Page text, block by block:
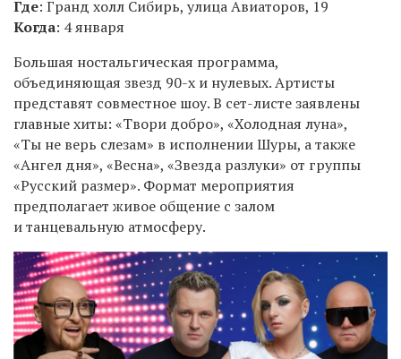
Где: Гранд холл Сибирь, улица Авиаторов, 19
Когда: 4 января
Большая ностальгическая программа,
объединяющая звезд 90-х и нулевых. Артисты
представят совместное шоу. В сет-листе заявлены
главные хиты: «Твори добро», «Холодная луна»,
«Ты не верь слезам» в исполнении Шуры, а также
«Ангел дня», «Весна», «Звезда разлуки» от группы
«Русский размер». Формат мероприятия
предполагает живое общение с залом
и танцевальную атмосферу.